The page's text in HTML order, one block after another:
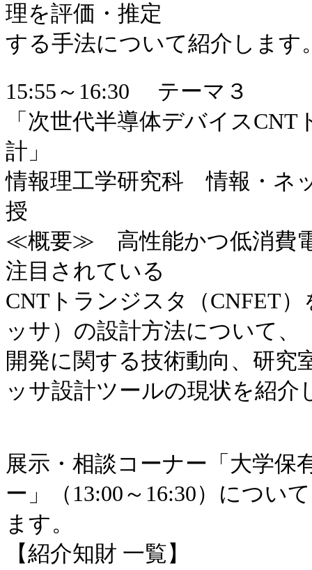
理を評価・推定
する手法について​紹介します
15:55～16:30 テーマ３
「次世代半導体デバイス
計」
情報理工学研究科 情報・
授
≪概要≫ 高性能かつ低消費
注目されている
​CNTトランジスタ（CNFET
ッサ）の設計方法について、
開発に関する技術動向、研究
ッサ設計ツールの現状を紹介
展示・相談コーナー「大学保
ー」（13:00～16:30）につい
ます。
【紹介知財 一覧】